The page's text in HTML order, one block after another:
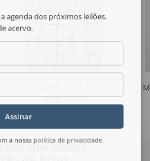
Sem Título
agenda dos próximos leilões,
acervo.
Assinar
a nossa política de privacidade.
novidades